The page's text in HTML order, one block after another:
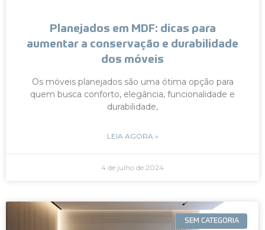
Planejados em MDF: dicas para
aumentar a conservação e durabilidade
dos móveis
Os móveis planejados são uma ótima opção para
quem busca conforto, elegância, funcionalidade e
durabilidade,
LEIA AGORA »
4 de julho de 2024
SEM CATEGORIA